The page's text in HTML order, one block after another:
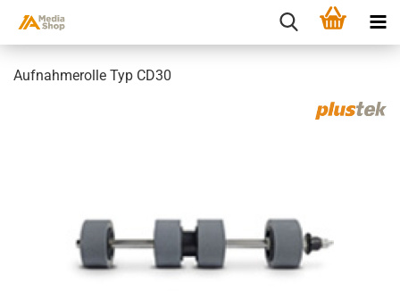
Aufnahmerolle Typ CD30